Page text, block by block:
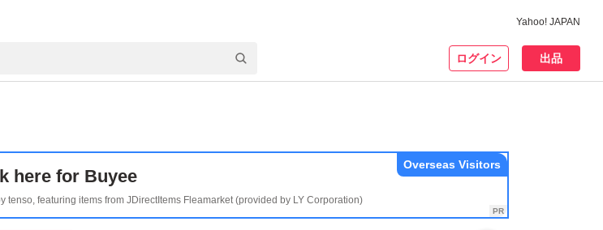
Yahoo! JAPAN
ログイン 出品
here for Buyee
featuring items from JDirectItems Fleamarket (provided by LY Corporation)
Overseas Visitors